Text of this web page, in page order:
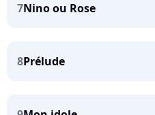
7Nino ou Rose
8Prélude